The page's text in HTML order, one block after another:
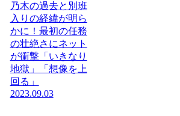
乃木の過去と別班
入りの経緯が明ら
かに！最初の任務
の壮絶さにネット
が衝撃「いきなり
地獄」「想像を上
回る」
2023.09.03